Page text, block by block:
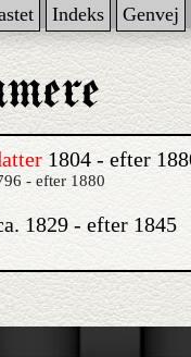
Indeks Genvej
1804 - efter
- efter 1880
1829 - efter 1845